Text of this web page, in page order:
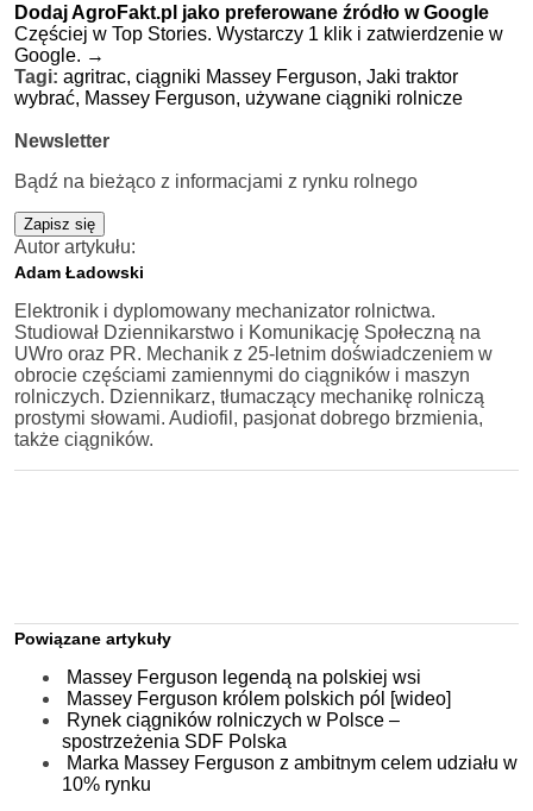
Dodaj AgroFakt.pl jako preferowane źródło w Google
Częściej w Top Stories. Wystarczy 1 klik i zatwierdzenie w
Google. →
Tagi: agritrac, ciągniki Massey Ferguson, Jaki traktor
wybrać, Massey Ferguson, używane ciągniki rolnicze
Newsletter
Bądź na bieżąco z informacjami z rynku rolnego
Zapisz się
Autor artykułu:
Adam Ładowski
Elektronik i dyplomowany mechanizator rolnictwa.
Studiował Dziennikarstwo i Komunikację Społeczną na
UWro oraz PR. Mechanik z 25-letnim doświadczeniem w
obrocie częściami zamiennymi do ciągników i maszyn
rolniczych. Dziennikarz, tłumaczący mechanikę rolniczą
prostymi słowami. Audiofil, pasjonat dobrego brzmienia,
także ciągników.
Powiązane artykuły
Massey Ferguson legendą na polskiej wsi
Massey Ferguson królem polskich pól [wideo]
Rynek ciągników rolniczych w Polsce –
spostrzeżenia SDF Polska
Marka Massey Ferguson z ambitnym celem udziału w
10% rynku